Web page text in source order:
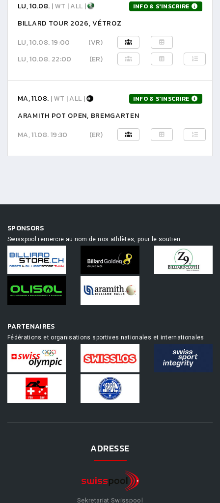
LU, 10.08. | WT | ALL | INFO & S'INSCRIRE
BILLARD TOUR 2026, VÉTROZ
LU, 10.08. 19:00
(VR)
LU, 10.08. 22:00
(ER)
MA, 11.08. | WT | ALL | INFO & S'INSCRIRE
ARAMITH POT OPEN, BREMGARTEN
MA, 11.08. 19:30
(ER)
SPONSORS
Swisspool remercie au nom de nos athlètes, pour le soutien
PARTENAIRES
Fédérations et organisations sportives nationales et internationales
ADRESSE
Sekretariat Swisspool